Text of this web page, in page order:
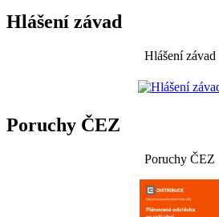
Hlášení závad
Hlášení závad
Poruchy ČEZ
Poruchy ČEZ